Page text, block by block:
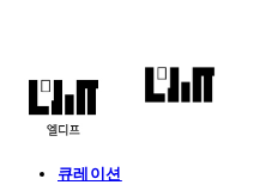
큐레이션